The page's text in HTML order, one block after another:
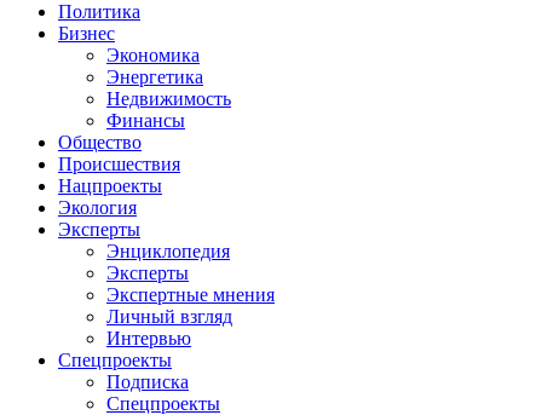
Политика
Бизнес
Экономика
Энергетика
Недвижимость
Финансы
Общество
Происшествия
Нацпроекты
Экология
Эксперты
Энциклопедия
Эксперты
Экспертные мнения
Личный взгляд
Интервью
Спецпроекты
Подписка
Спецпроекты